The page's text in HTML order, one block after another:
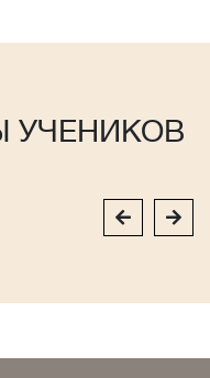
УЧЕНИКОВ